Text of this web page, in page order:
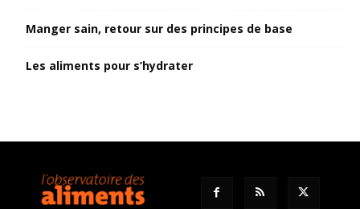
Manger sain, retour sur des principes de base
Les aliments pour s’hydrater